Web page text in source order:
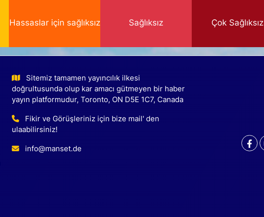
Hassaslar için sağlıksız Sağlıksız Çok Sağlıksız
Sitemiz tamamen yayıncılık ilkesi
doğrultusunda olup kar amacı gütmeyen bir haber
yayın platformudur, Toronto, ON D5E 1C7, Canada
Fikir ve Görüşleriniz için bize mail' den
ulaabilirsiniz!
info@manset.de